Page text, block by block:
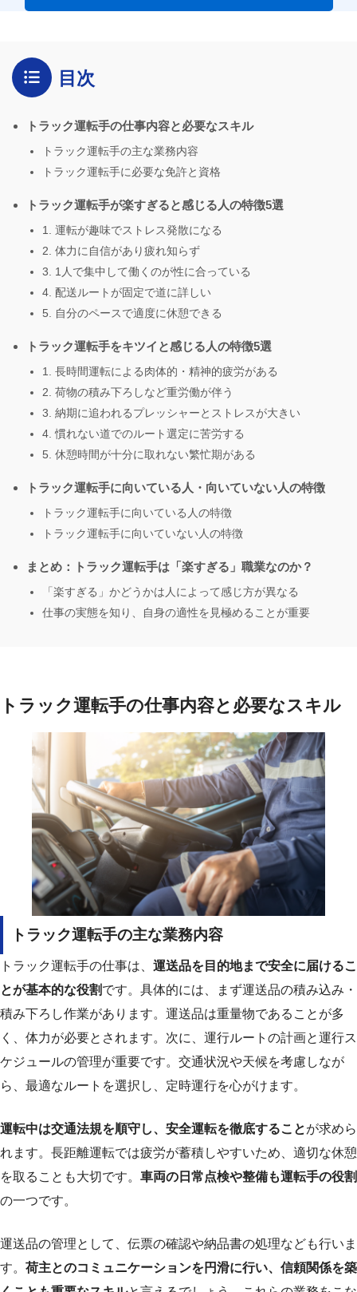
目次
トラック運転手の仕事内容と必要なスキル
トラック運転手の主な業務内容
トラック運転手に必要な免許と資格
トラック運転手が楽すぎると感じる人の特徴5選
1. 運転が趣味でストレス発散になる
2. 体力に自信があり疲れ知らず
3. 1人で集中して働くのが性に合っている
4. 配送ルートが固定で道に詳しい
5. 自分のペースで適度に休憩できる
トラック運転手をキツイと感じる人の特徴5選
1. 長時間運転による肉体的・精神的疲労がある
2. 荷物の積み下ろしなど重労働が伴う
3. 納期に追われるプレッシャーとストレスが大きい
4. 慣れない道でのルート選定に苦労する
5. 休憩時間が十分に取れない繁忙期がある
トラック運転手に向いている人・向いていない人の特徴
トラック運転手に向いている人の特徴
トラック運転手に向いていない人の特徴
まとめ：トラック運転手は「楽すぎる」職業なのか？
「楽すぎる」かどうかは人によって感じ方が異なる
仕事の実態を知り、自身の適性を見極めることが重要
トラック運転手の仕事内容と必要なスキル
トラック運転手の主な業務内容
トラック運転手の仕事は、 運送品を目的地まで安全に届けるこ
とが基本的な役割です。具体的には、まず運送品の積み込み・
積み下ろし作業があります。運送品は重量物であることが多
く、体力が必要とされます。次に、運行ルートの計画と運行ス
ケジュールの管理が重要です。交通状況や天候を考慮しなが
ら、最適なルートを選択し、定時運行を心がけます。
運転中は交通法規を順守し、安全運転を徹底することが求めら
れます。長距離運転では疲労が蓄積しやすいため、適切な休憩
を取ることも大切です。 車両の日常点検や整備も運転手の役割
の一つです。
運送品の管理として、伝票の確認や納品書の処理なども行いま
す。 荷主とのコミュニケーションを円滑に行い、信頼関係を築